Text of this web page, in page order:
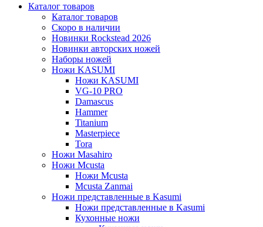
Каталог товаров
Каталог товаров
Скоро в наличии
Новинки Rockstead 2026
Новинки авторских ножей
Наборы ножей
Ножи KASUMI
Ножи KASUMI
VG-10 PRO
Damascus
Hammer
Titanium
Masterpiece
Tora
Ножи Masahiro
Ножи Mcusta
Ножи Mcusta
Mcusta Zanmai
Ножи представленные в Kasumi
Ножи представленные в Kasumi
Кухонные ножи